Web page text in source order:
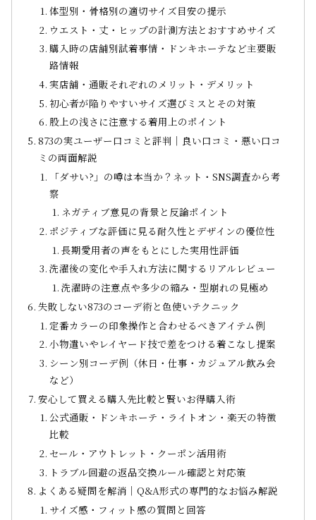
体型別・骨格別の適切サイズ目安の提示
ウエスト・丈・ヒップの計測方法とおすすめサイズ
購入時の店舗別試着事情・ドンキホーテなど主要販
路情報
実店舗・通販それぞれのメリット・デメリット
初心者が陥りやすいサイズ選びミスとその対策
股上の浅さに注意する着用上のポイント
873の実ユーザー口コミと評判｜良い口コミ・悪い口コ
ミの両面解説
「ダサい?」の噂は本当か？ネット・SNS調査から考
察
ネガティブ意見の背景と反論ポイント
ポジティブな評価に見る耐久性とデザインの優位性
長期愛用者の声をもとにした実用性評価
洗濯後の変化や手入れ方法に関するリアルレビュー
洗濯時の注意点や多少の縮み・型崩れの見極め
失敗しない873のコーデ術と色使いテクニック
定番カラーの印象操作と合わせるべきアイテム例
小物遣いやレイヤード技で差をつける着こなし提案
シーン別コーデ例（休日・仕事・カジュアル飲み会
など）
安心して買える購入先比較と賢いお得購入術
公式通販・ドンキホーテ・ライトオン・楽天の特徴
比較
セール・アウトレット・クーポン活用術
トラブル回避の返品交換ルール確認と対応策
よくある疑問を解消｜Q&A形式の専門的なお悩み解説
サイズ感・フィット感の質問と回答